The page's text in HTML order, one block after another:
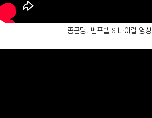
종근당. 벤포벨 S 바이럴 영상